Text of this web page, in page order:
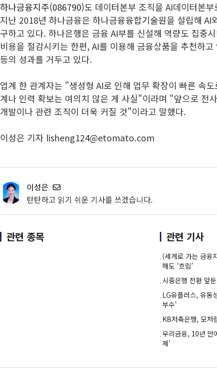
하나금융지주(086790)도 데이터본부 조직을 AI데이터본
지난 2018년 하나금융은 하나금융융합기술원을 설립해 AI
구하고 있다. 하나은행은 금융 AI부를 신설해 역량도 집중
비용을 절감시키는 한편, AI를 이용해 금융상품을 추천하
등의 성과를 거두고 있다.
업계 한 관계자는 "생성형 AI로 인해 업무 확장이 빠른 속
계나 인력 확보는 여의치 않은 게 사실"이라며 "앞으로 전
개발이나 관련 조직이 더욱 커질 것"이라고 말했다.
이성은 기자 lisheng124@etomato.com
이성은
탄탄하고 읽기 쉬운 기사를 쓰겠습니다.
관련 종목 관련 기사
(세계로 가는 금
해도 '흐림'
시중은행 전환 앞
LG유플러스, 유
부수'
KB저축은행, 모
우리금융, 10년
제'